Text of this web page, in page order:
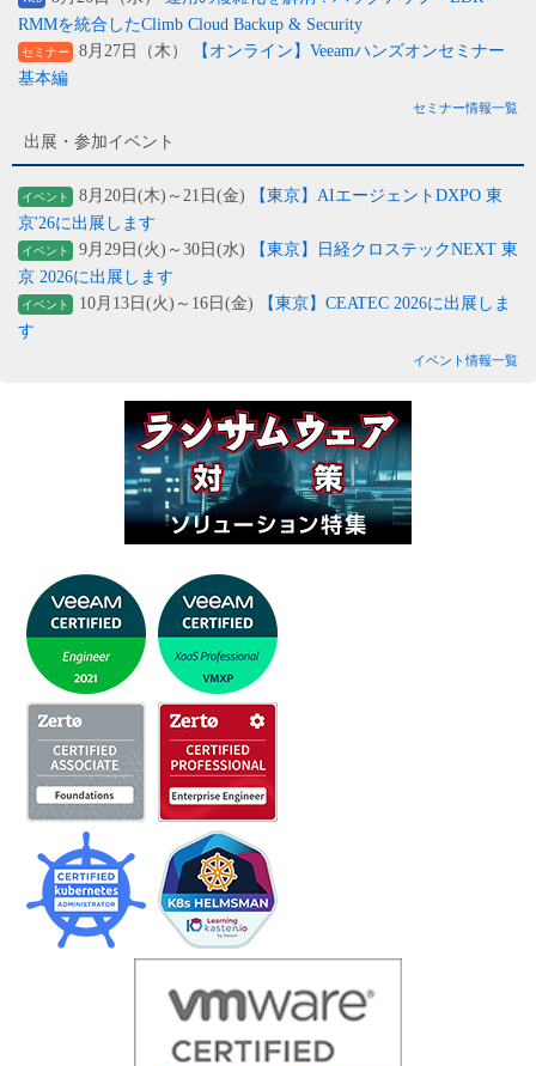
RMMを統合したClimb Cloud Backup & Security
セミナー 8月27日（木）
【オンライン】Veeamハンズオンセミナー
基本編
セミナー情報一覧
出展・参加イベント
イベント 8月20日(木)～21日(金)
【東京】AIエージェントDXPO 東
京'26に出展します
イベント 9月29日(火)～30日(水)
【東京】日経クロステックNEXT 東
京 2026に出展します
イベント 10月13日(火)～16日(金)
【東京】CEATEC 2026に出展しま
す
イベント情報一覧